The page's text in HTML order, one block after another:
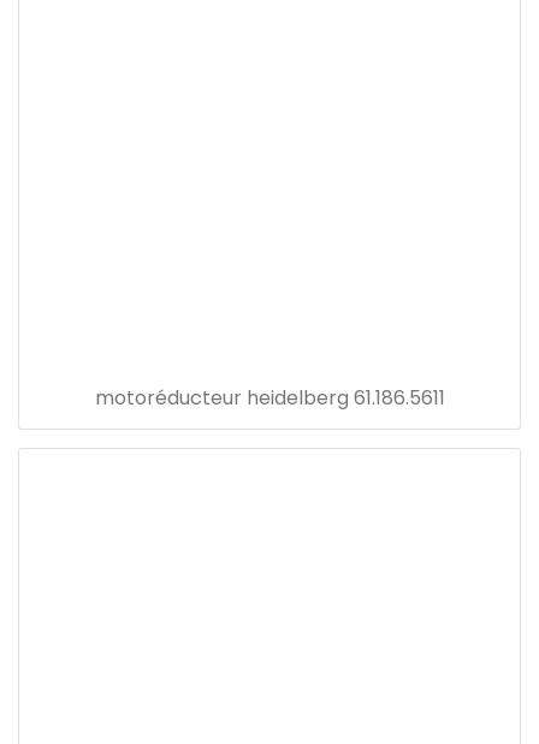
motoréducteur heidelberg 61.186.5611